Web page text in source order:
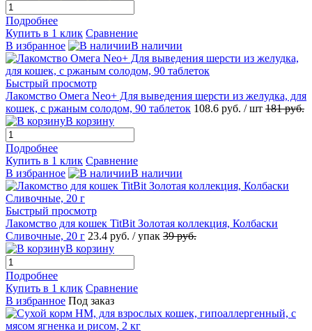
Подробнее
Купить в 1 клик Сравнение
В избранное
В наличии
Быстрый просмотр
Лакомство Омега Neo+ Для выведения шерсти из желудка, для
кошек, с ржаным солодом, 90 таблеток 108.6 руб. / шт 181руб.
В корзину
Подробнее
Купить в 1 клик Сравнение
В избранное
В наличии
Быстрый просмотр
Лакомство для кошек TitBit Золотая коллекция, Колбаски
Сливочные, 20 г 23.4 руб. / упак 39руб.
В корзину
Подробнее
Купить в 1 клик Сравнение
В избранное Под заказ